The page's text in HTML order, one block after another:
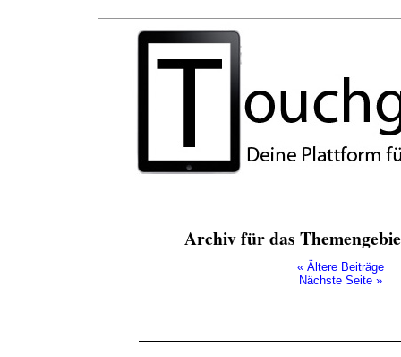
Archiv für das
« Ältere Beiträge
Nächste Seite »